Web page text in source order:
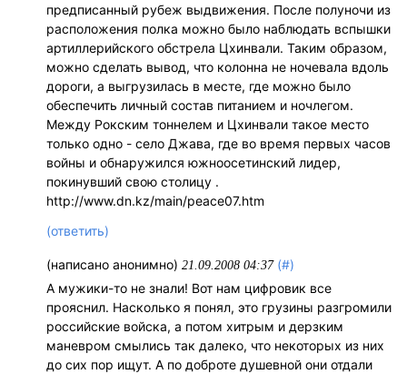
предписанный рубеж выдвижения. После полуночи из
расположения полка можно было наблюдать вспышки
артиллерийского обстрела Цхинвали. Таким образом,
можно сделать вывод, что колонна не ночевала вдоль
дороги, а выгрузилась в месте, где можно было
обеспечить личный состав питанием и ночлегом.
Между Рокским тоннелем и Цхинвали такое место
только одно - село Джава, где во время первых часов
войны и обнаружился южноосетинский лидер,
покинувший свою столицу .
http://www.dn.kz/main/peace07.htm
(ответить)
(написано анонимно)21.09.2008 04:37 (#)
А мужики-то не знали! Вот нам цифровик все
прояснил. Насколько я понял, это грузины разгромили
российские войска, а потом хитрым и дерзким
маневром смылись так далеко, что некоторых из них
до сих пор ищут. А по доброте душевной они отдали